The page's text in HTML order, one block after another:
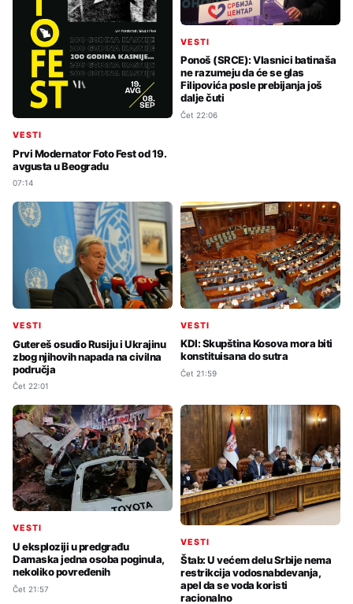
VESTI
Prvi Modernator Foto Fest od 19.
avgusta u Beogradu
07:14
VESTI
Ponoš (SRCE): Vlasnici batinaša
ne razumeju da će se glas
Filipovića posle prebijanja još
dalje čuti
Čet 22:06
VESTI
Gutereš osudio Rusiju i Ukrajinu
zbog njihovih napada na civilna
područja
Čet 22:01
VESTI
KDI: Skupština Kosova mora biti
konstituisana do sutra
Čet 21:59
VESTI
U eksploziji u predgrađu
Damaska jedna osoba poginula,
nekoliko povređenih
Čet 21:57
VESTI
Štab: U većem delu Srbije nema
restrikcija vodosnabdevanja,
apel da se voda koristi
racionalno